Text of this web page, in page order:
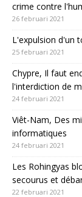
crime contre
26 februari 2021
L'expulsion d'un
25 februari 2021
Chypre, Il faut
l'interdiction de
24 februari 2021
Viêt-Nam, Des
informatiques
24 februari 2021
Les Rohingyas
secourus et
22 februari 2021